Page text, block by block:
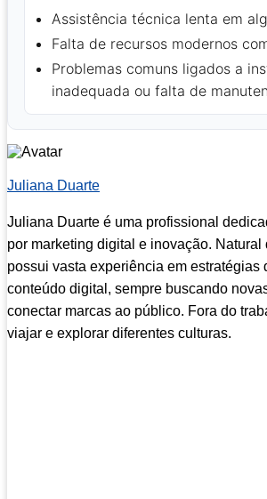
Assistência técnica lenta em
Falta de recursos modernos
Problemas comuns ligados a
inadequada ou falta de
Juliana Duarte
Juliana Duarte é uma profissional
por marketing digital e inovação. Natural
possui vasta experiência em estratégias
conteúdo digital, sempre buscando
conectar marcas ao público. Fora do
viajar e explorar diferentes culturas.